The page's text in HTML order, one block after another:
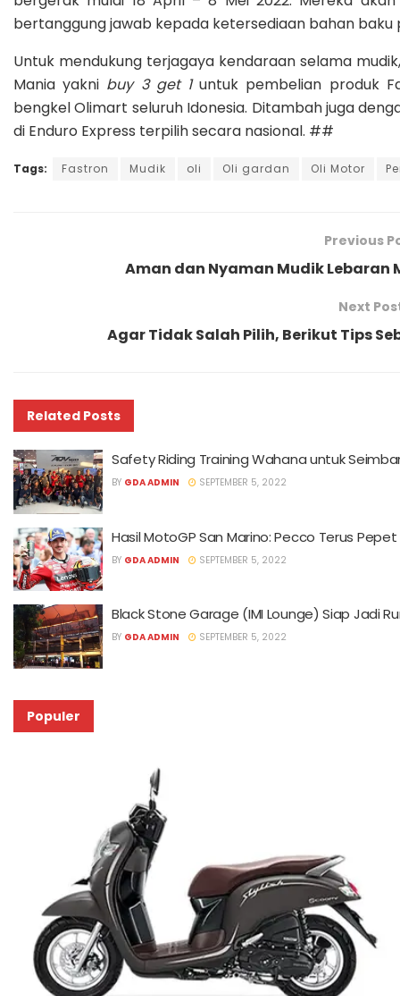
bertanggung jawab kepada ketersediaan bahan baku
Untuk mendukung terjagaya kendaraan selama
Mania yakni buy 3 get 1untuk pembelian produk
bengkel Olimart seluruh Idonesia. Ditambah juga
di Enduro Express terpilih secara nasional. ##
Tags: Fastron Mudik oli Oli gardan Oli Motor
Previous
Aman dan Nyaman Mudik Lebaran
Next
Agar Tidak Salah Pilih, Berikut Tips
Related Posts
Safety Riding Training Wahana untuk
BY GDA ADMIN SEPTEMBER 5, 2022
Hasil MotoGP San Marino: Pecco Terus
BY GDA ADMIN SEPTEMBER 5, 2022
Black Stone Garage (IMI Lounge) Siap Jadi
BY GDA ADMIN SEPTEMBER 5, 2022
Populer